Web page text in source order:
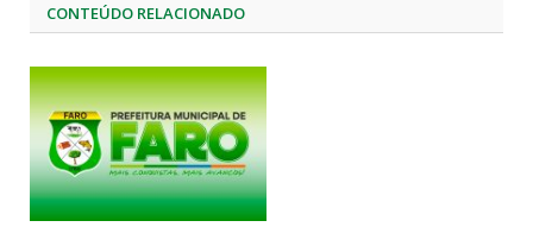
CONTEÚDO RELACIONADO